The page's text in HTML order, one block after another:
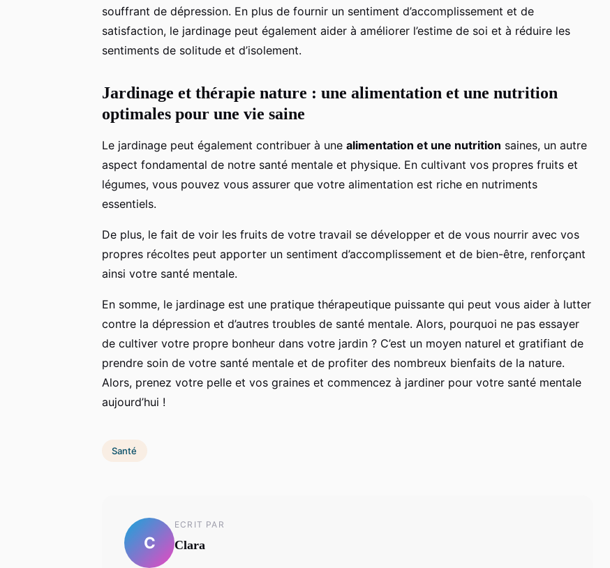
souffrant de dépression. En plus de fournir un sentiment d’accomplissement et de
satisfaction, le jardinage peut également aider à améliorer l’estime de soi et à réduire les
sentiments de solitude et d’isolement.
Jardinage et thérapie nature : une alimentation et une nutrition
optimales pour une vie saine
Le jardinage peut également contribuer à une alimentation et une nutrition saines, un autre
aspect fondamental de notre santé mentale et physique. En cultivant vos propres fruits et
légumes, vous pouvez vous assurer que votre alimentation est riche en nutriments
essentiels.
De plus, le fait de voir les fruits de votre travail se développer et de vous nourrir avec vos
propres récoltes peut apporter un sentiment d’accomplissement et de bien-être, renforçant
ainsi votre santé mentale.
En somme, le jardinage est une pratique thérapeutique puissante qui peut vous aider à lutter
contre la dépression et d’autres troubles de santé mentale. Alors, pourquoi ne pas essayer
de cultiver votre propre bonheur dans votre jardin ? C’est un moyen naturel et gratifiant de
prendre soin de votre santé mentale et de profiter des nombreux bienfaits de la nature.
Alors, prenez votre pelle et vos graines et commencez à jardiner pour votre santé mentale
aujourd’hui !
Santé
C
ECRIT PAR
Clara